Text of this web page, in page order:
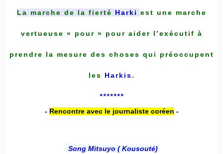
La marche de la fierté Harki est une marche
vertueuse « pour » pour aider l’exécutif à
prendre la mesure des choses qui préoccupent
les Harkis.
*******
- Rencontre avec le journaliste coréen -
Song Mitsuyo ( Kousouté)